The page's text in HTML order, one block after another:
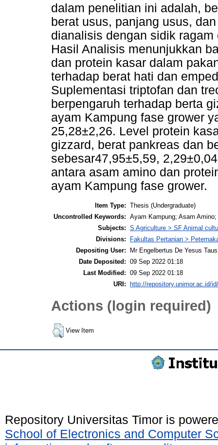
dalam penelitian ini adalah,
berat usus, panjang usus,
dianalisis dengan sidik
Hasil Analisis menunjukkan
dan protein kasar dalam
terhadap berat hati dan
Suplementasi triptofan dan
berpengaruh terhadap berta
ayam Kampung fase grower
25,28±2,26. Level protein
gizzard, berat pankreas dan
sebesar47,95±5,59,
antara asam amino dan
ayam Kampung fase grower.
Item Type: Thesis (Undergraduate)
Uncontrolled Keywords: Ayam Kampung; Asam
Subjects: S Agriculture > SF Animal
Divisions:
Fakultas Pertanian >
Depositing User:
Mr Engelbertus De Yesus Taus
Date Deposited: 09 Sep 2022 01:18
Last Modified: 09 Sep 2022 01:18
URI:
http://repository.unimor.ac.id/
Actions (login required)
View Item
Repository Universitas Timor is
School of Electronics and Computer